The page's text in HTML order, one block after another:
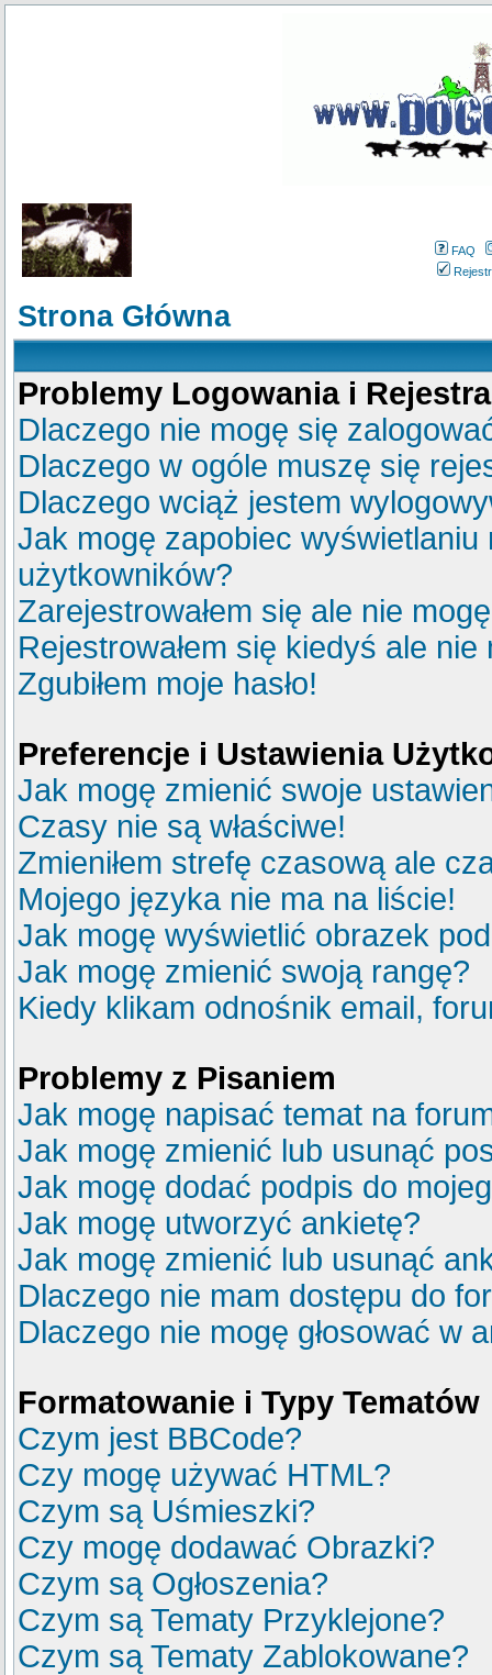
FAQ
Strona Główna
Problemy Logowania i
Dlaczego nie mogę się
Dlaczego w ogóle muszę się
Dlaczego wciąż jestem
Jak mogę zapobiec
użytkowników?
Zarejestrowałem się ale nie
Rejestrowałem się kiedyś ale
Zgubiłem moje hasło!
Preferencje i Ustawienia
Jak mogę zmienić swoje
Czasy nie są właściwe!
Zmieniłem strefę czasową ale
Mojego języka nie ma na liście!
Jak mogę wyświetlić obrazek
Jak mogę zmienić swoją rangę?
Kiedy klikam odnośnik email,
Problemy z Pisaniem
Jak mogę napisać temat na
Jak mogę zmienić lub usunąć
Jak mogę dodać podpis do
Jak mogę utworzyć ankietę?
Jak mogę zmienić lub usunąć
Dlaczego nie mam dostępu do
Dlaczego nie mogę głosować w
Formatowanie i Typy Tematów
Czym jest BBCode?
Czy mogę używać HTML?
Czym są Uśmieszki?
Czy mogę dodawać Obrazki?
Czym są Ogłoszenia?
Czym są Tematy Przyklejone?
Czym są Tematy Zablokowane?